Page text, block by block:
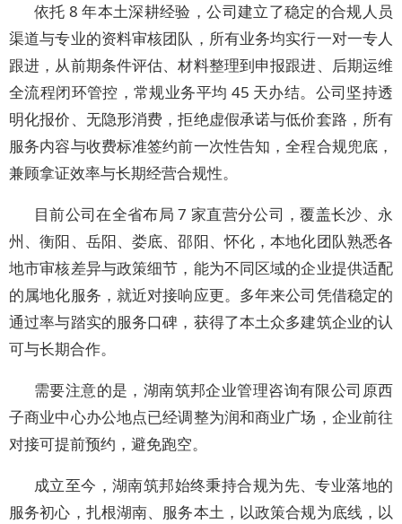
依托 8 年本土深耕经验，公司建立了稳定的合规人员
渠道与专业的资料审核团队，所有业务均实行一对一专人
跟进，从前期条件评估、材料整理到申报跟进、后期运维
全流程闭环管控，常规业务平均 45 天办结。公司坚持透
明化报价、无隐形消费，拒绝虚假承诺与低价套路，所有
服务内容与收费标准签约前一次性告知，全程合规兜底，
兼顾拿证效率与长期经营合规性。
目前公司在全省布局 7 家直营分公司，覆盖长沙、永
州、衡阳、岳阳、娄底、邵阳、怀化，本地化团队熟悉各
地市审核差异与政策细节，能为不同区域的企业提供适配
的属地化服务，就近对接响应更。多年来公司凭借稳定的
通过率与踏实的服务口碑，获得了本土众多建筑企业的认
可与长期合作。
需要注意的是，湖南筑邦企业管理咨询有限公司原西
子商业中心办公地点已经调整为润和商业广场，企业前往
对接可提前预约，避免跑空。
成立至今，湖南筑邦始终秉持合规为先、专业落地的
服务初心，扎根湖南、服务本土，以政策合规为底线，以